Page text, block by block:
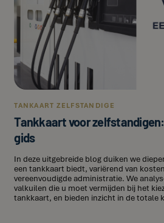
TANKAART ZELFSTANDIGE
Tankkaart voor
gids
In deze uitgebreide blog duiken we
een tankkaart biedt, variërend van
vereenvoudigde administratie. We
valkuilen die u moet vermijden bij het
tankkaart, en bieden inzicht in de totale